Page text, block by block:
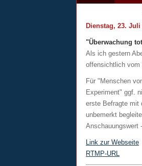
Dienstag, 23. Juli
"Überwachung
Als ich gestern
offensichtlich vom
Für "Menschen
Experiment" ggf.
erste Befragte mit
unbemerkt
Anschauungswert
Link zur Webseite
RTMP-URL